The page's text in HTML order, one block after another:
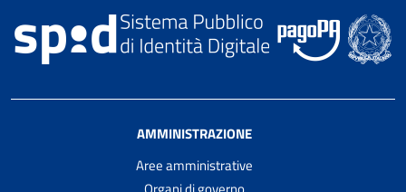
AMMINISTRAZIONE
Aree amministrative